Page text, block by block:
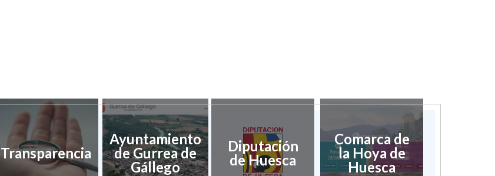
Transparencia
Ayuntamiento
de Gurrea de
Gállego
Diputación
de Huesca
Comarca de
la Hoya de
Huesca